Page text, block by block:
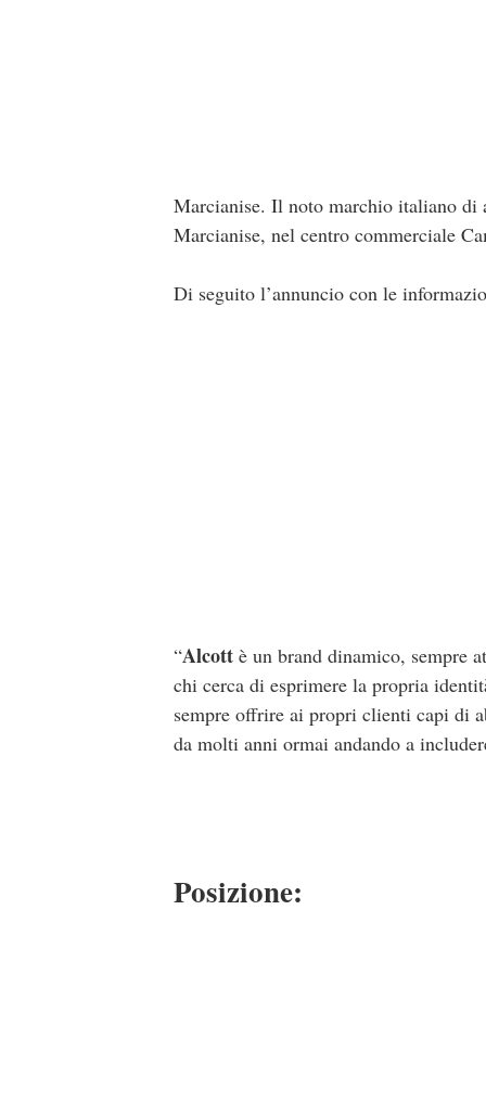
Marcianise. Il noto marchio italiano di
Marcianise, nel centro commerciale
Di seguito l’annuncio con le
“Alcott è un brand dinamico, sempre
chi cerca di esprimere la propria
sempre offrire ai propri clienti capi di
da molti anni ormai andando a
Posizione: